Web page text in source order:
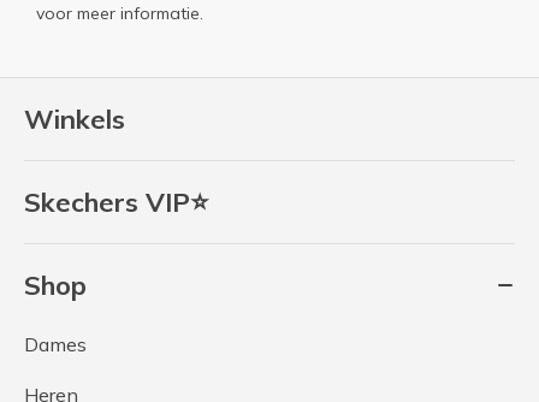
Winkels
Skechers VIP⭐
Shop
Dames
Heren
voor meer informatie.